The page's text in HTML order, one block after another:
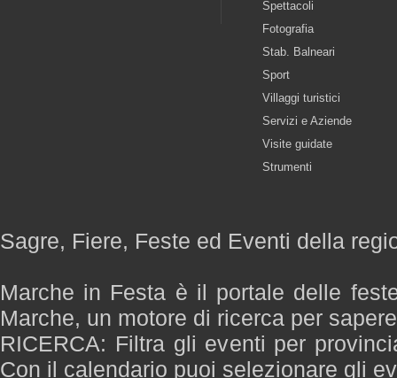
Spettacoli
Fotografia
Stab. Balneari
Sport
Villaggi turistici
Servizi e Aziende
Visite guidate
Strumenti
Sagre, Fiere, Feste ed Eventi della
Marche in Festa è il portale delle
Marche, un motore di ricerca per
RICERCA: Filtra gli eventi per
Con il calendario puoi selezionare gli